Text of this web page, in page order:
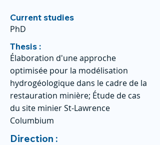
Current studies
PhD
Thesis :
Élaboration d'une approche
optimisée pour la modélisation
hydrogéologique dans le cadre de la
restauration minière; Étude de cas
du site minier St-Lawrence
Columbium
Direction :